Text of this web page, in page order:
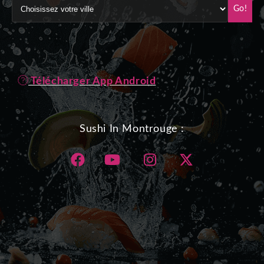
Go!
Télécharger App Android
Sushi In Montrouge :